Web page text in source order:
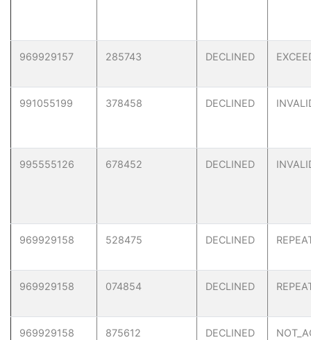
969929157 285743 DECLINED
991055199 378458 DECLINED
995555126 678452 DECLINED
969929158 528475 DECLINED
969929158 074854 DECLINED
969929158 875612 DECLINED